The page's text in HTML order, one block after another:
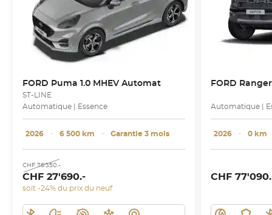
FORD Puma 1.0 MHEV Automat
ST-LINE
Automatique | Essence
2026 ･ 6 500 km ･ Garantie 3 mois
CHF 36'350.-
CHF 27'690.-
soit -24% du prix du neuf
FORD Ranger
Automatique |
2026 ･ 0 km
CHF